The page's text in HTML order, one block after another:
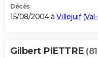
Décès
15/08/2004 à Villejuif(
Gilbert PIETTRE